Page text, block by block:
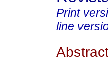
Print
line